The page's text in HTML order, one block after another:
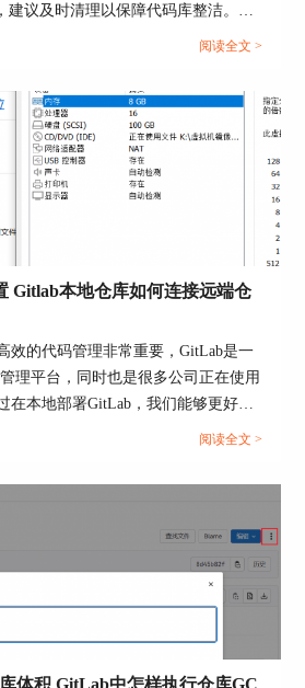
需要注意什么
：在创建仓库时，应该根据项
理规划仓库的结构和分支策
。
对于不再需要的文件和分支，
维护，以减少仓库的大小和提
制定合理的备份和恢复策略，
提高系统的可靠性至关重要。
理设置仓库的访问权限，保护
权访问。同时，定期更新和打
建议及时清理以保障代码库整洁。本
如何删除分支，GitLab如何删除项目
阅读全文 >
Gitlab本地仓库如何连接远端仓
效的代码管理非常重要，GitLab是一
理平台，同时也是很多公司正在使用
在本地部署GitLab，我们能够更好地
将本地仓库与远端仓库连接，可实现
库如何连接远端仓库的相关内容。...
阅读全文 >